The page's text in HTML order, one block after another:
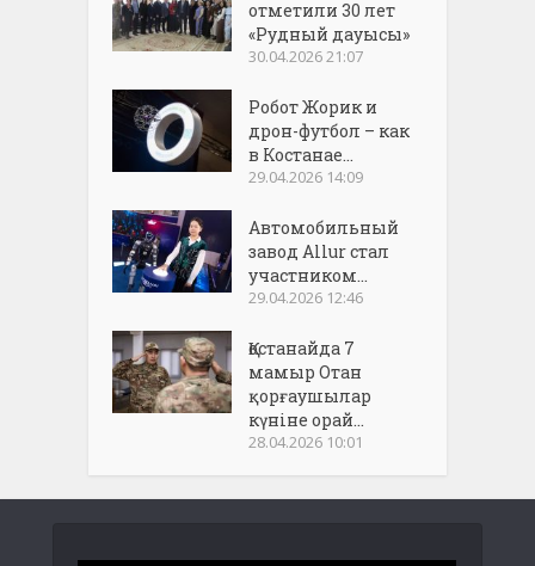
отметили 30 лет
«Рудный дауысы»
30.04.2026 21:07
Робот Жорик и
дрон-футбол – как
в Костанае...
29.04.2026 14:09
Автомобильный
завод Allur стал
участником...
29.04.2026 12:46
Қостанайда 7
мамыр Отан
қорғаушылар
күніне орай...
28.04.2026 10:01